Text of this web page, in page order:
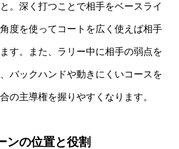
。深く打つことで相手をベースライ
度を使ってコートを広く使えば相手
す。また、ラリー中に相手の弱点を
バックハンドや動きにくいコースを
の主導権を握りやすくなります。
ンの位置と役割